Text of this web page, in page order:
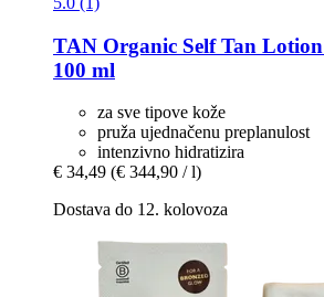
TAN Organic Self Tan
100 ml
za sve tipove kože
pruža ujednačenu preplanulost
intenzivno hidratizira
€ 34,49 (€ 344,90 / l)
Dostava do 12. kolovoza